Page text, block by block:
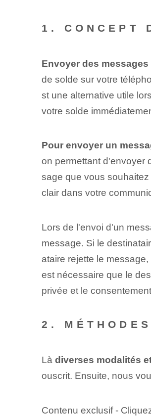
1. CONCEPT
Envoyer des messages
de solde sur votre
st une alternative utile
votre solde
Pour envoyer un
on permettant d'envoyer
sage que vous
clair⁢ dans votre
Lors de l'envoi d'un
message. Si le
ataire rejette le
est nécessaire que le
privée​ et le
2.
Là diverses modalités
ouscrit. Ensuite, nous
Contenu exclusif -